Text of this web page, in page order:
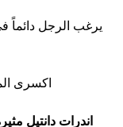
يرغب الرجل دائماً
اكسرى
اندرات دانتيل